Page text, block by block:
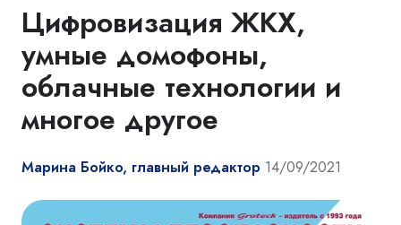
Цифровизация ЖКХ,
умные домофоны,
облачные технологии и
многое другое
Марина Бойко, главный редактор 14/09/2021